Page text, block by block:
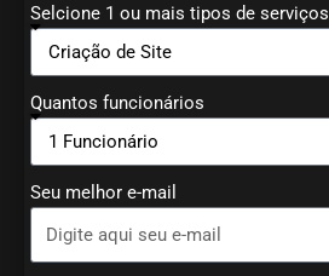
Selcione 1 ou mais tipos de serviços
Quantos funcionários
Seu melhor e-mail